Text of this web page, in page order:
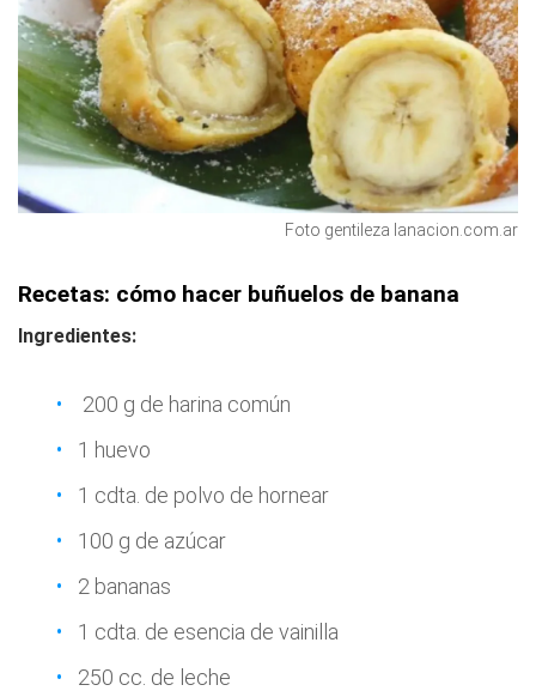
Foto gentileza lanacion.com.ar
Recetas: cómo hacer buñuelos de banana
Ingredientes:
200 g de harina común
1 huevo
1 cdta. de polvo de hornear
100 g de azúcar
2 bananas
1 cdta. de esencia de vainilla
250 cc. de leche